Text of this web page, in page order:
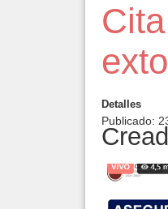
Detalles
Publicado: